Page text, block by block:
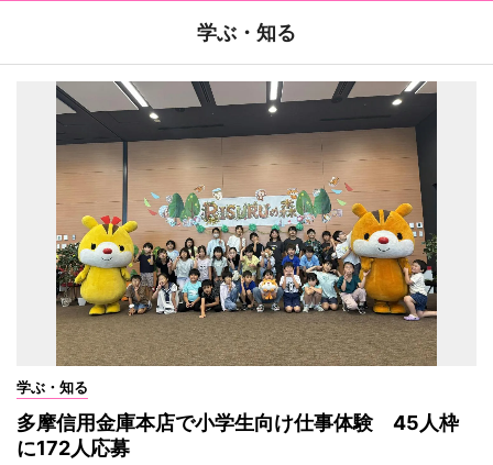
学ぶ・知る
学ぶ・知る
多摩信用金庫本店で小学生向け仕事体験 45人枠
に172人応募